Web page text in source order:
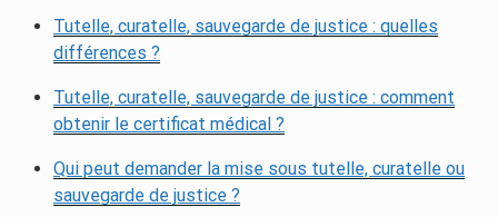
Tutelle, curatelle, sauvegarde de justice : quelles
différences ?
Tutelle, curatelle, sauvegarde de justice : comment
obtenir le certificat médical ?
Qui peut demander la mise sous tutelle, curatelle ou
sauvegarde de justice ?